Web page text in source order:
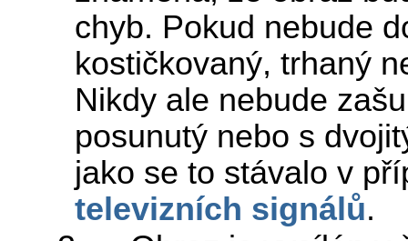
chyb. Pokud nebude
kostičkovaný, trhaný
Nikdy ale nebude
posunutý nebo s
jako se to stávalo v
televizních signálů.